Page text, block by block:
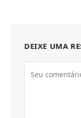
DEIXE UMA